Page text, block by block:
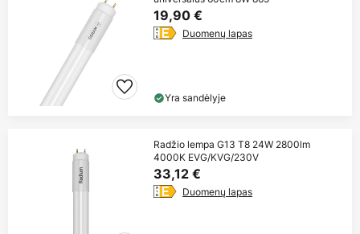
19,90 €
Duomenų lapas
Yra sandėlyje
Radžio lempa G13 T8 24W 2800lm
4000K EVG/KVG/230V
33,12 €
Duomenų lapas